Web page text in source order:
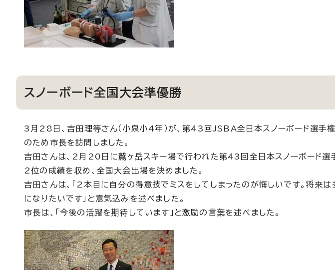
スノーボード全国大会準優勝
3月28日、吉田理等さん（小泉小4年）が、第43回JSBA全日本スノーボード選手
のため市長を訪問しました。
吉田さんは、2月20日に鷲ヶ岳スキー場で行われた第43回全日本スノーボード
2位の成績を収め、全国大会出場を決めました。
吉田さんは、「2本目に自分の得意技でミスをしてしまったのが悔しいです。将来
になりたいです」と意気込みを述べました。
市長は、「今後の活躍を期待しています」と激励の言葉を述べました。